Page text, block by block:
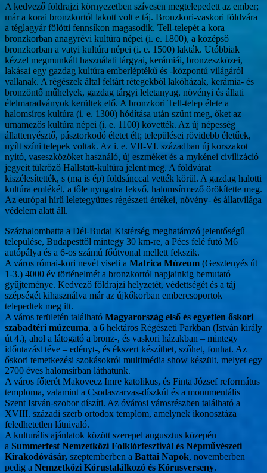
A kedvező földrajzi környezetben szívesen megtelepedett az ember;
már a korai bronzkortól lakott volt e táj. Bronzkori-vaskori földvára
a téglagyár fölötti fennsíkon magasodik. Tell-telepét a kora
bronzkorban anagyrévi kultúra népei (i. e. 1800), a középső
bronzkorban a vatyi kultúra népei (i. e. 1500) lakták. Utóbbiak
kézzel megmunkált használati tárgyai, kerámiái, bronzeszközei,
lakásai egy gazdag kultúra emberléptékű és -központú világáról
vallanak. A régészek által feltárt rétegekből lakóházak, kerámia- és
bronzöntő műhelyek, gazdag tárgyi leletanyag, növényi és állati
ételmaradványok kerültek elő. A bronzkori Tell-telep élete a
halomsíros kultúra (i. e. 1300) hódítása után szűnt meg, őket az
urnamezős kultúra népei (i. e. 1100) követték. Az új népesség
állattenyésztő, pásztorkodó életet élt; települései rövidebb életűek,
nyílt színi telepek voltak. Az i. e. VII-VI. században új korszakot
nyitó, vaseszközöket használó, új eszméket és a mykénei civilizáció
jegyeit tükröző Hallstatt-kultúra jelent meg. A földvárat
kiszélesítették, s (ma is ép) földsánccal vették körül. A gazdag halotti
kultúra emlékét, a tőle nyugatra fekvő, halomsírmező örökítette meg.
Az európai hírű leletegyüttes régészeti értékei, növény- és állatvilága
védelem alatt áll.
Százhalombatta a Dél-Budai Kistérség meghatározó jelentőségű
települése, Budapesttől mintegy 30 km-re, a Pécs felé futó M6
autópálya és a 6-os számú főútvonal mellett fekszik.
A város római-kori nevét viseli a Matrica Múzeum (Gesztenyés út
1-3.) 4000 év történelmét a bronzkortól napjainkig bemutató
gyűjteménye. Kedvező földrajzi helyzetét, védettségét és a táj
szépségét kihasználva már az újkőkorban embercsoportok
telepedtek meg itt.
A város területén található Magyarország első és egyetlen őskori
szabadtéri múzeuma, a 6 hektáros Régészeti Parkban (István király
út 4.), ahol a látogató a bronz-, és vaskori házakban – mintegy
időutazást téve – edényt-, és ékszert készíthet, szőhet, fonhat. Az
őskori temetkezési szokásokról multimédia show készült, melyet egy
2700 éves halomsírban láthatunk.
A város főterét Makovecz Imre katolikus, és Finta József református
temploma, valamint a Csodaszarvas-díszkút és a monumentális
Szent István-szobor díszíti. Az óvárosi városrészben található a
XVIII. századi szerb ortodox templom, amelynek ikonosztáza
feledhetetlen látnivaló.
A kulturális ajánlatok között szerepel augusztus közepén
a Summerfest Nemzetközi Folklórfesztivál és Népművészeti
Kirakodóvásár, szeptemberben a Battai Napok, novemberben
pedig a Nemzetközi Kórustalálkozó és Kórusverseny.